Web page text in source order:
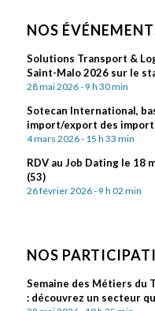
NOS
Solutions Transport &
Saint-Malo 2026 sur le
28 mai 2026 - 9 h 30 min
Sotecan International,
import/export des
4 mars 2026 - 15 h 33 min
RDV au Job Dating le 18
(53)
26 février 2026 - 9 h 02 min
NOS
Semaine des Métiers du
: découvrez un secteur